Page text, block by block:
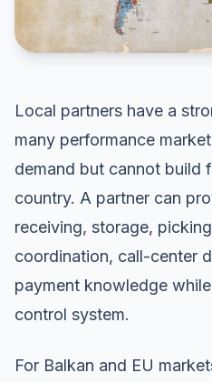
Local partners have a
many performance
demand but cannot build
country. A partner can
receiving, storage,
coordination, call-center
payment knowledge
control system.
For Balkan and EU